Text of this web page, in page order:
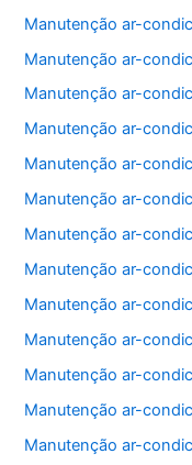
Manutenção ar-
Manutenção ar-
Manutenção ar-
Manutenção ar-
Manutenção ar-
Manutenção ar-
Manutenção ar-
Manutenção ar-
Manutenção ar-
Manutenção ar-
Manutenção ar-
Manutenção ar-
Manutenção ar-